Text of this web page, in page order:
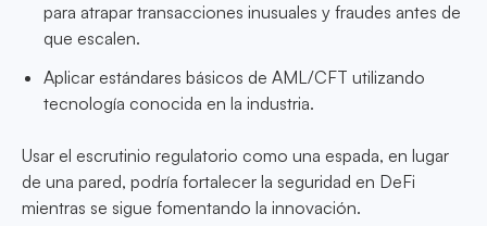
para atrapar transacciones inusuales y fraudes antes de
que escalen.
Aplicar estándares básicos de AML/CFT utilizando
tecnología conocida en la industria.
Usar el escrutinio regulatorio como una espada, en lugar
de una pared, podría fortalecer la seguridad en DeFi
mientras se sigue fomentando la innovación.